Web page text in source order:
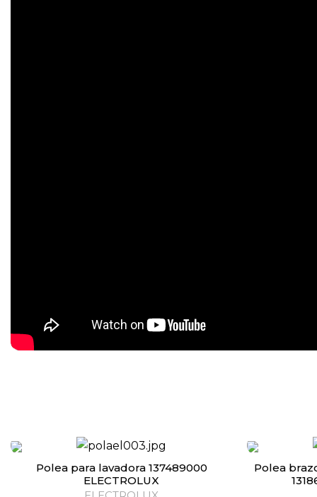
Polea para lavadora 137489000
ELECTROLUX
Polea brazo para lavadora y secadora